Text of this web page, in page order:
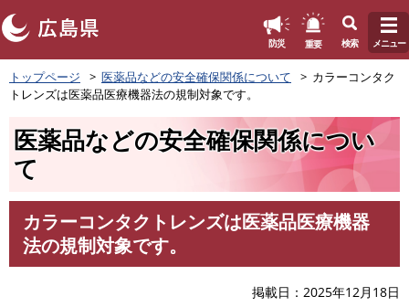
ペ
ー
す
防災 重要 検索 メニュー
トップページ 医薬品などの安全確保関係について
カラーコンタク
トレンズは医薬品医療機器法の規制対象です。
医薬品などの安全確保関係につい
て
カラーコンタクトレンズは医薬品医療機器
法の規制対象です。
掲載日 2025年12月18日